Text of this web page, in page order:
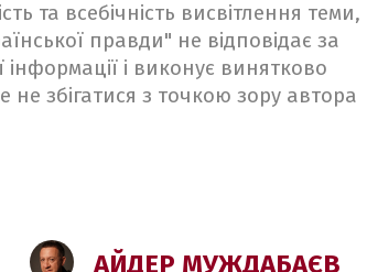
та всебічність висвітлення теми,
правди" не відповідає за
і виконує винятково
не збігатися з точкою зору автора
АЙДЕР МУЖДАБАЄВ